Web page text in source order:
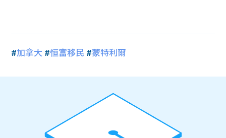
#加拿大 #恒富移民 #蒙特利爾